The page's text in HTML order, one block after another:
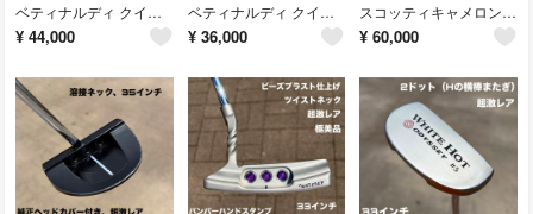
ベティナルディ クイーンB #9 超激レア 35.6インチ STABILITY Bettinaldi QueenB #9
¥ 44,000
ベティナルディ クイーンB #9 超激レア 34インチ Bettinaldi QueenB #9 純正ヘッドカバー付き
¥ 36,000
スコッティキャメロン スタジオセレクト ニューポート 2 ミラーフィニッシュ ツイストネック 極美品 超激レア 34インチ
¥ 60,000